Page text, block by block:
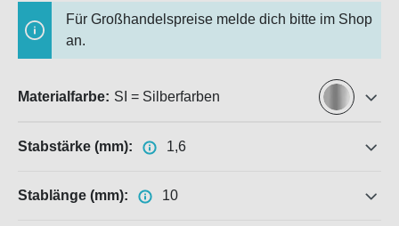
Für Großhandelspreise melde dich bitte im Shop
an.
Materialfarbe: SI = Silberfarben
Stabstärke (mm): 1,6
Stablänge (mm): 10